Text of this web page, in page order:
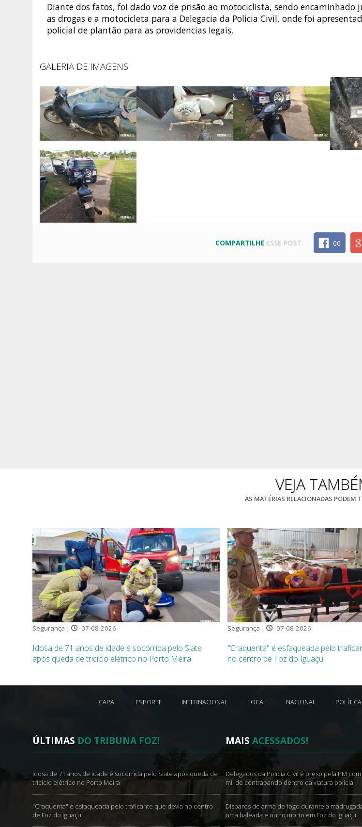
Diante dos fatos, foi dado voz de prisão ao motociclista, sendo encaminhado
as drogas e a motocicleta para a Delegacia da Policia Civil, onde foi
policial de plantão para as providencias legais.
GALERIA DE IMAGENS:
COMPARTILHE ESSE POST 00
VEJA
AS MATÉRIAS RELACIONADAS PODEM
Segurança | 07-08-2026
Idosa de 71 anos de idade é socorrida pelo Siate
após queda de triciclo elétrico no Porto Meira
Segurança | 07-08-2026
"Craquenta" é esfaqueada pelo
no centro de Foz do Iguaçu
CAPA ESPORTE INTERNACIONAL LOCAL NACIONAL POLÍTICA
ÚLTIMAS DO TRIBUNA FOZ!
Idosa de 71 anos de idade é socorrida pelo Siate após queda de
triciclo elétrico no Porto Meira
"Craquenta" é esfaqueada pelo traficante que devia no centro
de Foz do Iguaçu
MAISACESSADOS!
Delegados da Policia Civil é preso pela PM com
mil de contrabando dentro da viatura policial
Disparos de arma de fogo durante a
uma baleada e outro morto em Foz do Iguaçu